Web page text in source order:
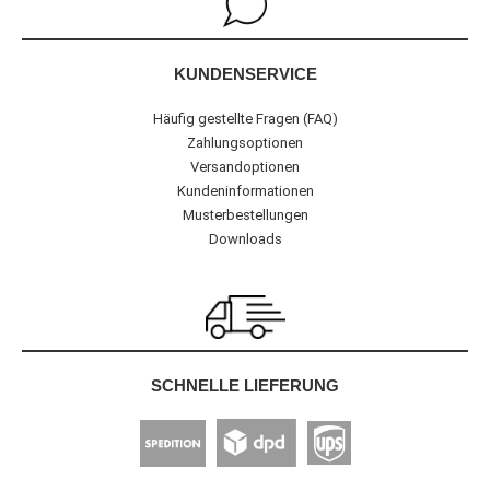
KUNDENSERVICE
Häufig gestellte Fragen (FAQ)
Zahlungsoptionen
Versandoptionen
Kundeninformationen
Musterbestellungen
Downloads
SCHNELLE LIEFERUNG